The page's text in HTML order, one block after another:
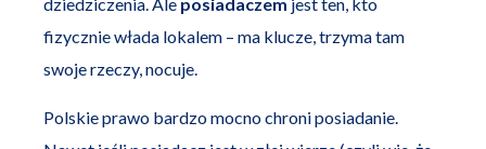
fizycznie włada lokalem – ma klucze, trzyma tam
swoje rzeczy, nocuje.
Polskie prawo bardzo mocno chroni posiadanie.